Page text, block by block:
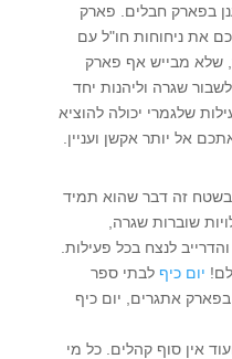
בפארק חבלים. פארק
את ניחוחות חו"ל עם
שלא מבייש אף פארק
שגרה וליהנות יחד
שלגמרי יכולה להוציא
אל יותר אקשן ועניין.
זה דבר שהוא תמיד
שוברות שגרה,
לנצח בכל פעילות.
יום כיף לבתי ספר
אתגרים, יום כיף
אין סוף קהלים. כל מי